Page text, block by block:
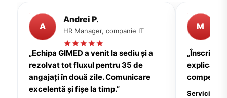
A
Andrei P.
HR Manager, companie IT
„Echipa GIMED a venit la sediu și a
rezolvat tot fluxul pentru 35 de
angajați în două zile. Comunicare
excelentă și fișe la timp.”
M
explicații
Serviciu: